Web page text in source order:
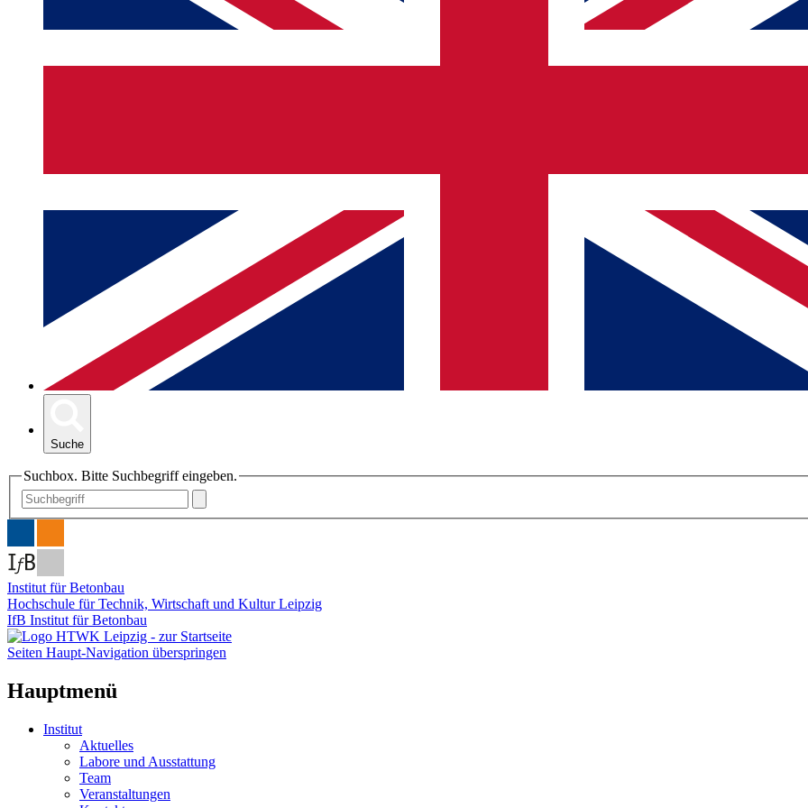
Suche
Suchbox. Bitte Suchbegriff eingeben.
Institut für Betonbau
Hochschule für Technik, Wirtschaft und Kultur Leipzig
IfB Institut für Betonbau
Seiten Haupt-Navigation überspringen
Hauptmenü
Institut
Aktuelles
Labore und Ausstattung
Team
Veranstaltungen